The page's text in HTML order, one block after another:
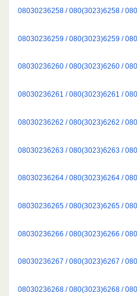
08030236258 / 080(3023)6258 /
08030236259 / 080(3023)6259 /
08030236260 / 080(3023)6260 /
08030236261 / 080(3023)6261 /
08030236262 / 080(3023)6262 /
08030236263 / 080(3023)6263 /
08030236264 / 080(3023)6264 /
08030236265 / 080(3023)6265 /
08030236266 / 080(3023)6266 /
08030236267 / 080(3023)6267 /
08030236268 / 080(3023)6268 /